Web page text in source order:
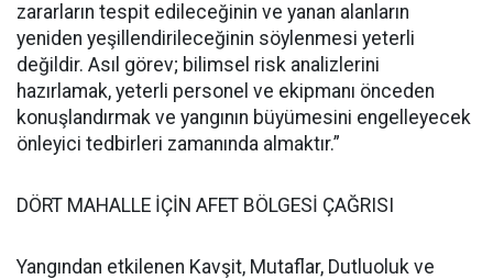
zararların tespit edileceğinin ve yanan alanların
yeniden yeşillendirileceğinin söylenmesi yeterli
değildir. Asıl görev; bilimsel risk analizlerini
hazırlamak, yeterli personel ve ekipmanı önceden
konuşlandırmak ve yangının büyümesini engelleyecek
önleyici tedbirleri zamanında almaktır.”
DÖRT MAHALLE İÇİN AFET BÖLGESİ ÇAĞRISI
Yangından etkilenen Kavşit, Mutaflar, Dutluoluk ve